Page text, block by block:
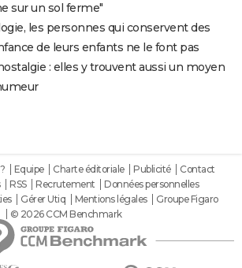
sur un sol ferme"
les personnes qui conservent des
de leurs enfants ne le font pas
: elles y trouvent aussi un moyen
Equipe Charte éditoriale Publicité
Contact
RSS Recrutement
Données personnelles
Gérer Utiq Mentions légales
Groupe Figaro
© 2026 CCM Benchmark